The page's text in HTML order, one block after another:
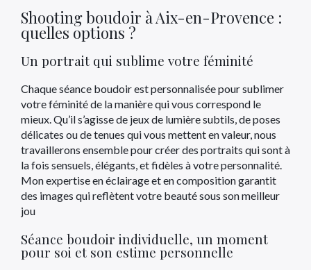
Shooting boudoir à Aix-en-Provence :
quelles options ?
Un portrait qui sublime votre féminité
Chaque séance boudoir est personnalisée pour sublimer
votre féminité de la manière qui vous correspond le
mieux. Qu’il s’agisse de jeux de lumière subtils, de poses
délicates ou de tenues qui vous mettent en valeur, nous
travaillerons ensemble pour créer des portraits qui sont à
la fois sensuels, élégants, et fidèles à votre personnalité.
Mon expertise en éclairage et en composition garantit
des images qui reflètent votre beauté sous son meilleur
jou
Séance boudoir individuelle, un moment
pour soi et son estime personnelle